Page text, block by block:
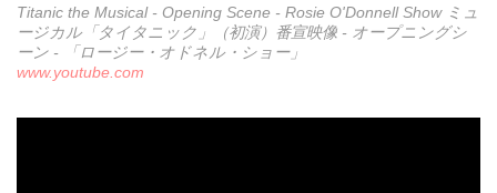
Titanic the Musical - Opening Scene - Rosie O'Donnell Show ミュ
ージカル「タイタニック」（初演）番宣映像 - オープニングシ
ーン - 「ロージー・オドネル・ショー」
www.youtube.com